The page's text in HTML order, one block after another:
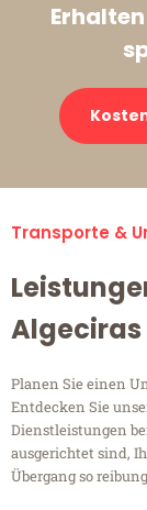
Transporte &
Algeciras
Planen Sie einen
Entdecken Sie
Dienstleistungen
ausgerichtet sind,
Übergang so